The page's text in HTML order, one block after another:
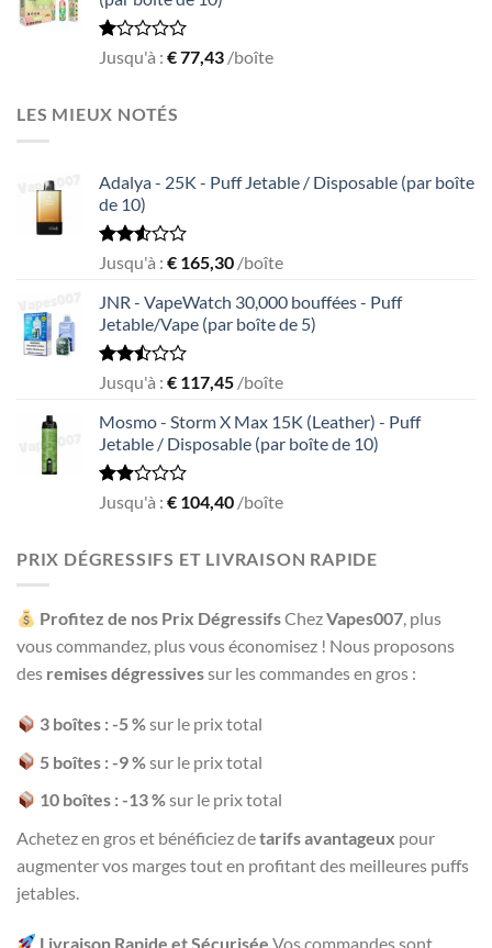
5
Rated
of
5
Jusqu'à : €77,43 /boîte
LES MIEUX NOTÉS
Adalya - 25K - Puff Jetable / Disposable (par boîte
de 10)
Rated
out
of 5
Jusqu'à : € 165,30 /boîte
JNR - VapeWatch 30,000 bouffées - Puff
Jetable/Vape (par boîte de 5)
Rated
out
of 5
Jusqu'à : € 117,45 /boîte
Mosmo - Storm X Max 15K (Leather) - Puff
Jetable / Disposable (par boîte de 10)
Rated
of 5
Jusqu'à : € 104,40 /boîte
PRIX DÉGRESSIFS ET LIVRAISON RAPIDE
Profitez de nos Prix DégressifsChezVapes007, plus
vous commandez, plus vous économisez ! Nous proposons
des remises dégressivessur les commandes en gros :
3 boîtes : -5 %sur le prix total
5 boîtes : -9 %sur le prix total
10 boîtes : -13 %sur le prix total
Achetez en gros et bénéficiez detarifs avantageux pour
augmenter vos marges tout en profitant des meilleures puffs
jetables.
Livraison Rapide et Sécurisée Vos commandes sont